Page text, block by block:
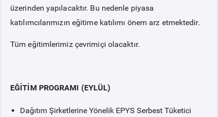
üzerinden yapılacaktır. Bu nedenle piyasa
katılımcılarımızın eğitime katılımı önem arz etmektedir.
Tüm eğitimlerimiz çevrimiçi olacaktır.
EĞİTİM PROGRAMI (EYLÜL)
Dağıtım Şirketlerine Yönelik EPYS Serbest Tüketici